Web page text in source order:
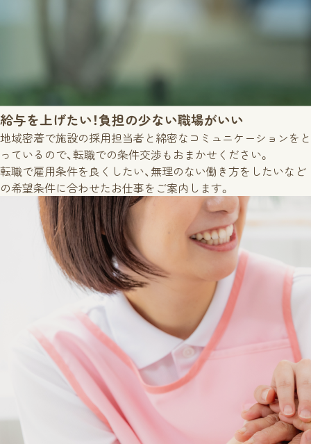
給与を上げたい！負担の少ない職場がいい
地域密着で施設の採用担当者と綿密なコミュニケーションをと
っているので、転職での条件交渉もおまかせください。
転職で雇用条件を良くしたい、無理のない働き方をしたいなど
の希望条件に合わせたお仕事をご案内します。